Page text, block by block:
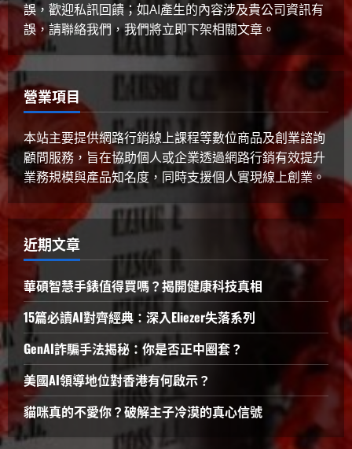
健康與生活 生活與成長 生物學
貓咪真的不愛你？破解主子冷漠的真
心信號
誤，歡迎私訊回饋；如AI產生的內容涉及貴公司資訊有
誤，請聯絡我們，我們將立即下架相關文章。
營業項目
本站主要提供網路行銷線上課程等數位商品及創業諮詢
顧問服務，旨在協助個人或企業透過網路行銷有效提升
業務規模與產品知名度，同時支援個人實現線上創業。
近期文章
華碩智慧手錶值得買嗎？揭開健康科技真相
15篇必讀AI對齊經典：深入Eliezer失落系列
GenAI詐騙手法揭秘：你是否正中圈套？
美國AI領導地位對香港有何啟示？
貓咪真的不愛你？破解主子冷漠的真心信號